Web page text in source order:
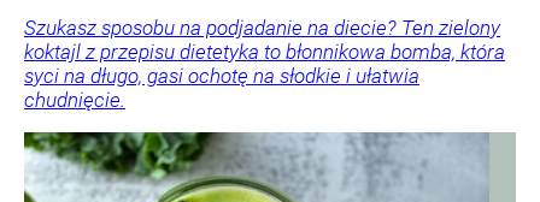
Szukasz sposobu na podjadanie na diecie? Ten zielony
koktajl z przepisu dietetyka to błonnikowa bomba, która
syci na długo, gasi ochotę na słodkie i ułatwia
chudnięcie.